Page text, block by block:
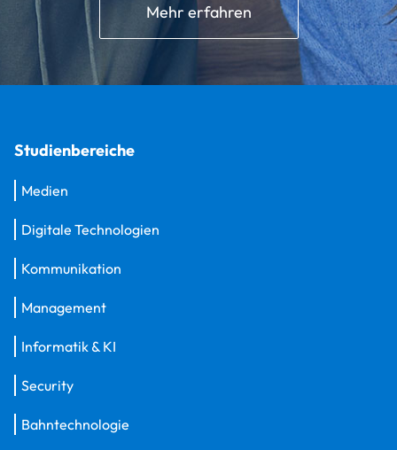
Mehr erfahren
Studienbereiche
Medien
Digitale Technologien
Kommunikation
Management
Informatik & KI
Security
Bahntechnologie